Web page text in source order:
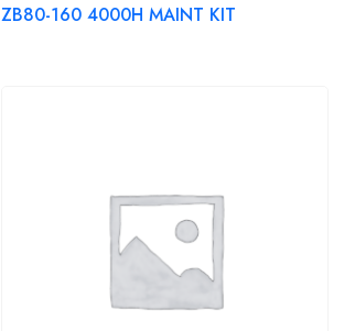
ZB80-160 4000H MAINT KIT